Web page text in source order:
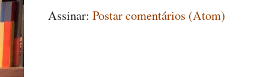
Assinar: Postar comentários (Atom)